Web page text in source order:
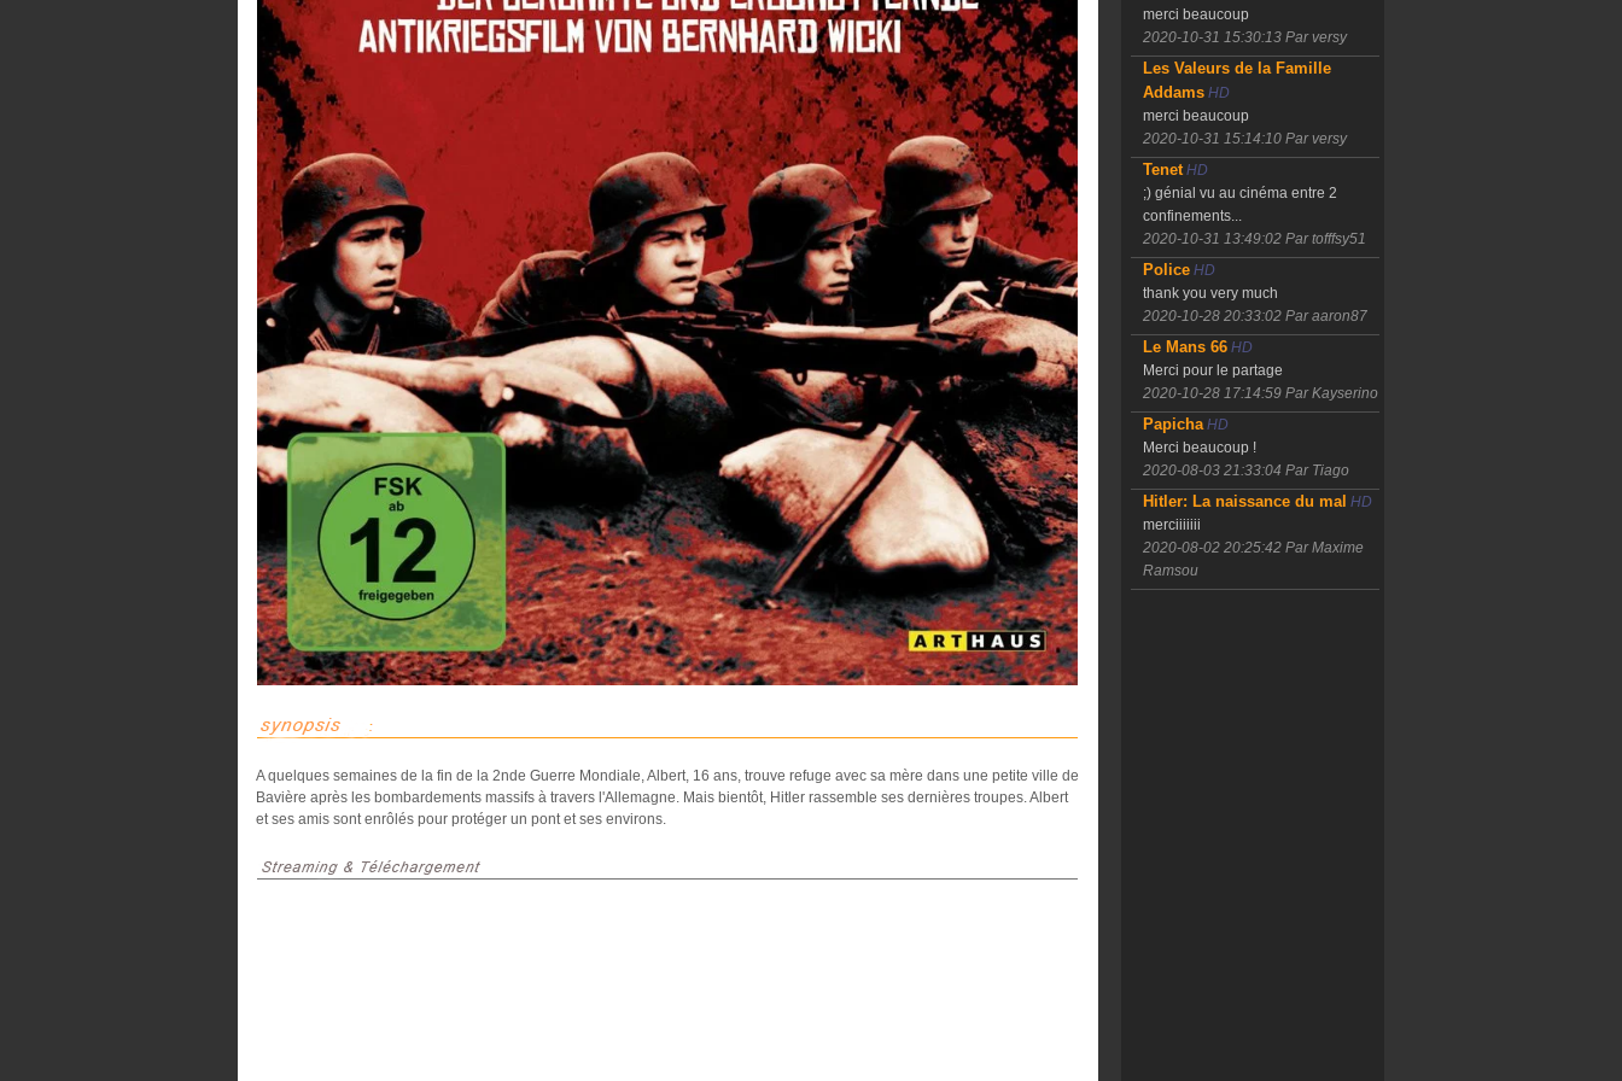
A quelques semaines de la fin de la 2nde Guerre Mondiale, Albert, 16 ans, trouve refuge avec sa mère dans une petite ville de
Bavière après les bombardements massifs à travers l'Allemagne. Mais bientôt, Hitler rassemble ses dernières troupes. Albert
et ses amis sont enrôlés pour protéger un pont et ses environs.
merci beaucoup
2020-10-31 15:30:13 Par versy
Les Valeurs de la Famille
AddamsHD
merci beaucoup
2020-10-31 15:14:10 Par versy
TenetHD
;) génial vu au cinéma entre 2
confinements...
2020-10-31 13:49:02 Par tofffsy51
PoliceHD
thank you very much
2020-10-28 20:33:02 Par aaron87
Le Mans 66HD
Merci pour le partage
2020-10-28 17:14:59 Par Kayserino
PapichaHD
Merci beaucoup !
2020-08-03 21:33:04 Par Tiago
Hitler: La naissance du mal HD
merciiiiiii
2020-08-02 20:25:42 Par Maxime
Ramsou